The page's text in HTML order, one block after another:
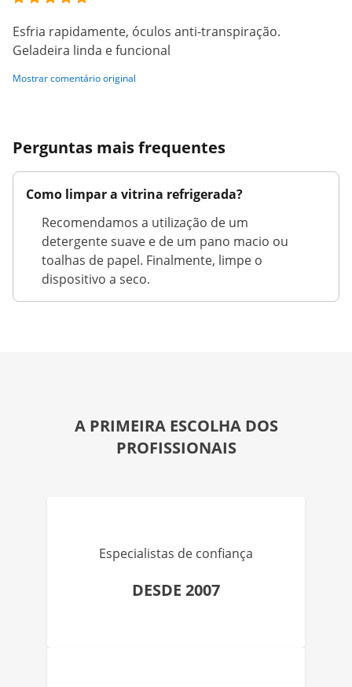
Esfria rapidamente, óculos anti-transpiração.
Geladeira linda e funcional
Mostrar comentário original
Perguntas mais frequentes
Como limpar a vitrina refrigerada?
Recomendamos a utilização de um
detergente suave e de um pano macio ou
toalhas de papel. Finalmente, limpe o
dispositivo a seco.
A PRIMEIRA ESCOLHA DOS
PROFISSIONAIS
Especialistas de confiança
DESDE 2007